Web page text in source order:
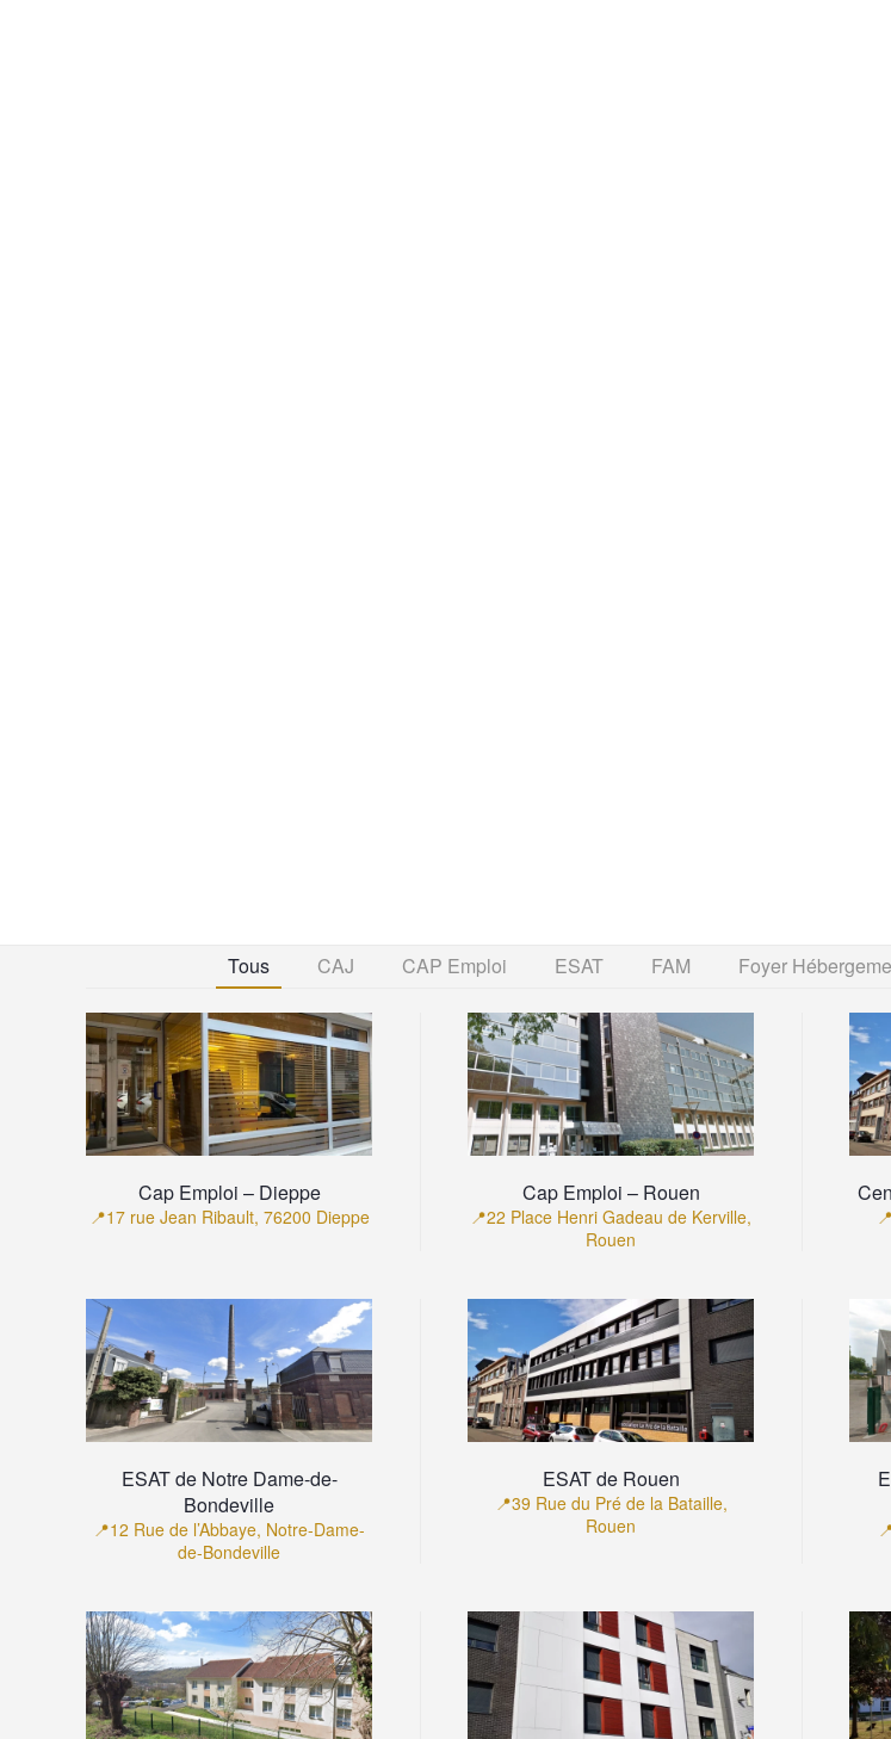
Tous CAJ CAP Emploi ESAT FAM Foyer
Cap Emploi – Dieppe
📍17 rue Jean Ribault, 76200 Dieppe
Cap Emploi – Rouen
📍22 Place Henri Gadeau de Kerville,
Rouen
ESAT de Notre Dame-de-
Bondeville
📍12 Rue de l’Abbaye, Notre-Dame-
de-Bondeville
ESAT de Rouen
📍39 Rue du Pré de la Bataille,
Rouen